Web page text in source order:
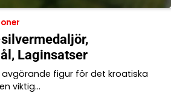
Laginsatser
avgörande figur för det kroatiska
viktig…